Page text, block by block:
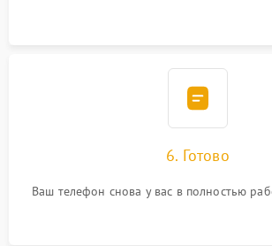
6. Готово
Ваш телефон снова у вас в полностью